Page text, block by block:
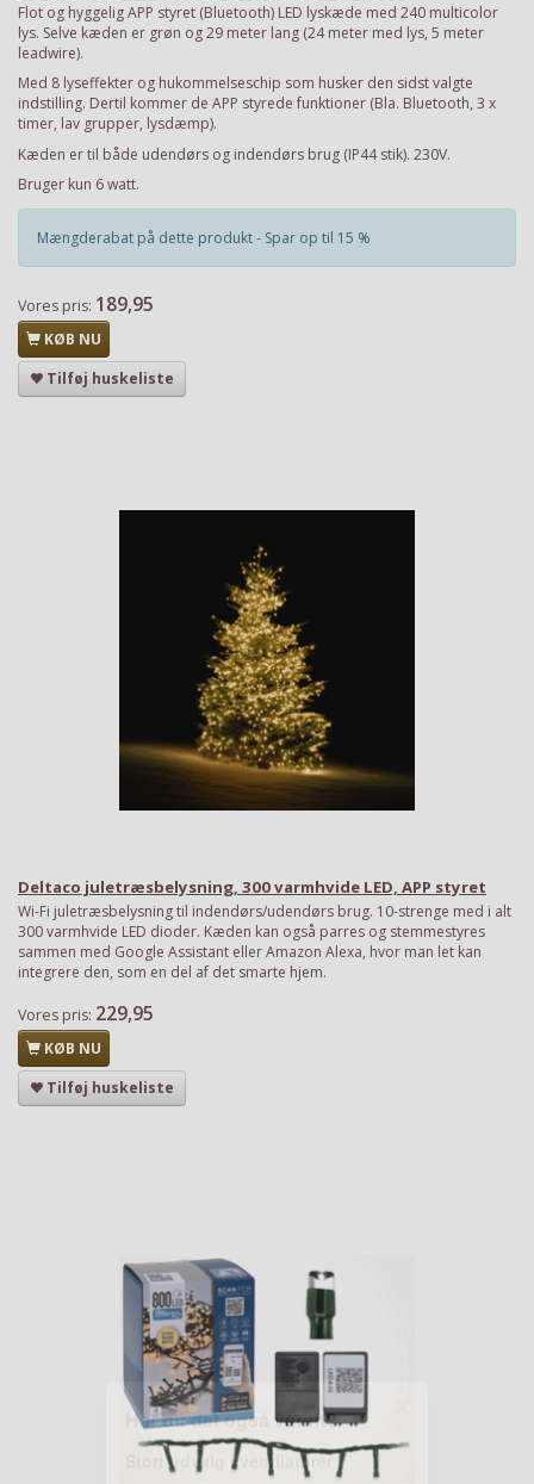
Flot og hyggelig APP styret (Bluetooth) LED lyskæde med 240 multicolor
lys. Selve kæden er grøn og 29 meter lang (24 meter med lys, 5 meter
leadwire).
Med 8 lyseffekter og hukommelseschip som husker den sidst valgte
indstilling. Dertil kommer de APP styrede funktioner (Bla. Bluetooth, 3 x
timer, lav grupper, lysdæmp).
Kæden er til både udendørs og indendørs brug (IP44 stik). 230V.
Bruger kun 6 watt.
Mængderabat på dette produkt - Spar op til 15 %
Vores pris: 189,95
KØB NU
Tilføj huskeliste
Deltaco juletræsbelysning, 300 varmhvide LED, APP styret
Wi-Fi juletræsbelysning til indendørs/udendørs brug. 10-strenge med i alt
300 varmhvide LED dioder. Kæden kan også parres og stemmestyres
sammen med Google Assistant eller Amazon Alexa, hvor man let kan
integrere den, som en del af det smarte hjem.
Vores pris: 229,95
KØB NU
Tilføj huskeliste
Har du det også varmt?
Stort udvalg i ventilatorer
Priser fra kun 29,95